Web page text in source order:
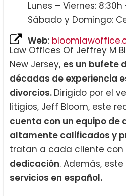
Lunes – Viernes: 8:30h
Sábado y Domingo:
Web:
Law Offices Of Jeffrey M
New Jersey, es un bufete
décadas de experiencia
divorcios. Dirigido por el
litigios, Jeff Bloom, este
cuenta con un equipo de
altamente calificados y
tratan a cada cliente con
dedicación. Además,
servicios en español.